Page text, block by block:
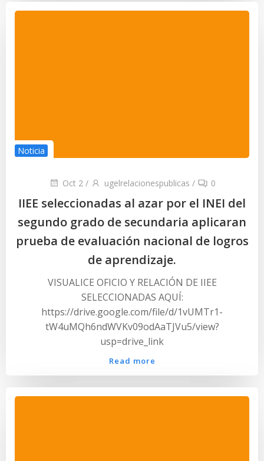
Noticia
Oct 2 / ugelrelacionespublicas / 0
IIEE seleccionadas al azar por el INEI del
segundo grado de secundaria aplicaran
prueba de evaluación nacional de logros
de aprendizaje.
VISUALICE OFICIO Y RELACIÓN DE IIEE
SELECCIONADAS AQUÍ:
https://drive.google.com/file/d/1vUMTr1-
tW4uMQh6ndWVKv09odAaTJVu5/view?
usp=drive_link
Read more